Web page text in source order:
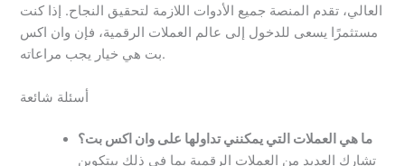
العالي، تقدم المنصة جميع الأدوات اللازمة لتحقيق النجاح. إذا كنت
مستثمرًا يسعى للدخول إلى عالم العملات الرقمية، فإن وان اكس
بت هي خيار يجب مراعاته.
أسئلة شائعة
ما هي العملات التي يمكنني تداولها على وان اكس بت؟
تشارك العديد من العملات الرقمية بما في ذلك بيتكوين